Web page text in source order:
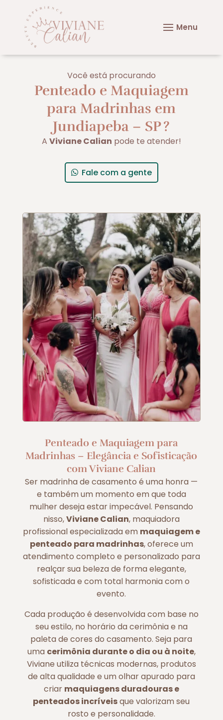
Você está procurando
Penteado e Maquiagem
para Madrinhas em
Jundiapeba – SP?
A Viviane Calian pode te atender!
Fale com a gente
Penteado e Maquiagem para
Madrinhas – Elegância e Sofisticação
com Viviane Calian
Ser madrinha de casamento é uma honra —
e também um momento em que toda
mulher deseja estar impecável. Pensando
nisso,Viviane Calian, maquiadora
profissional especializada em maquiagem e
penteado para madrinhas, oferece um
atendimento completo e personalizado para
realçar sua beleza de forma elegante,
sofisticada e com total harmonia com o
evento.
Cada produção é desenvolvida com base no
seu estilo, no horário da cerimônia e na
paleta de cores do casamento. Seja para
uma cerimônia durante o dia ou à noite,
Viviane utiliza técnicas modernas, produtos
de alta qualidade e um olhar apurado para
criar maquiagens duradouras e
penteados incríveisque valorizam seu
rosto e personalidade.